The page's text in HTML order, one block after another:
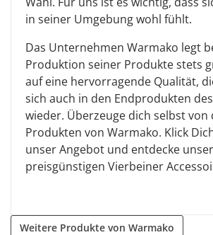
in seiner Umgebung wohl fühlt.
Das Unternehmen Warmako legt
Produktion seiner Produkte stets
auf eine hervorragende Qualität,
sich auch in den Endprodukten
wieder. Überzeuge dich selbst von
Produkten von Warmako. Klick
unser Angebot und entdecke
preisgünstigen Vierbeiner
Weitere Produkte von Warmako